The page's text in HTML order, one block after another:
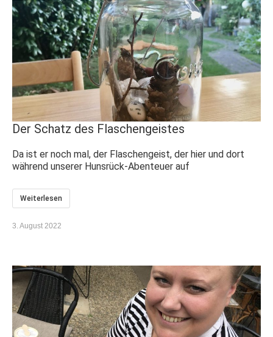
Der Schatz des Flaschengeistes
3. August 2022
Da ist er noch mal, der Flaschengeist, der hier und dort
während unserer Hunsrück-Abenteuer auf
Weiterlesen